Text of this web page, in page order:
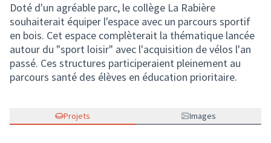
Doté d'un agréable parc, le collège La Rabière
souhaiterait équiper l'espace avec un parcours sportif
en bois. Cet espace complèterait la thématique lancée
autour du "sport loisir" avec l'acquisition de vélos l'an
passé. Ces structures participeraient pleinement au
parcours santé des élèves en éducation prioritaire.
Projets Images